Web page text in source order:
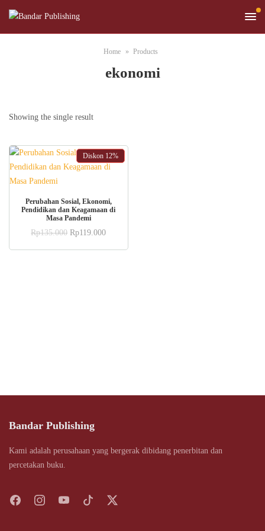
Home Products
ekonomi
Showing the single result
Diskon 12%
Perubahan Sosial, Ekonomi,
Pendidikan dan Keagamaan di
Masa Pandemi
Rp135.000 Original
was:
Rp119.000Current
is:
Bandar Publishing
Kami adalah perusahaan yang bergerak dibidang penerbitan dan
percetakan buku.